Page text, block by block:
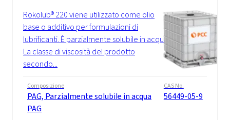
Rokolub® 220 viene utilizzato come olio
base o additivo per formulazioni di
lubrificanti. È parzialmente solubile in acqua.
La classe di viscosità del prodotto
secondo...
Composizione
PAG, Parzialmente solubile in acqua
PAG
CAS No.
56449-05-9